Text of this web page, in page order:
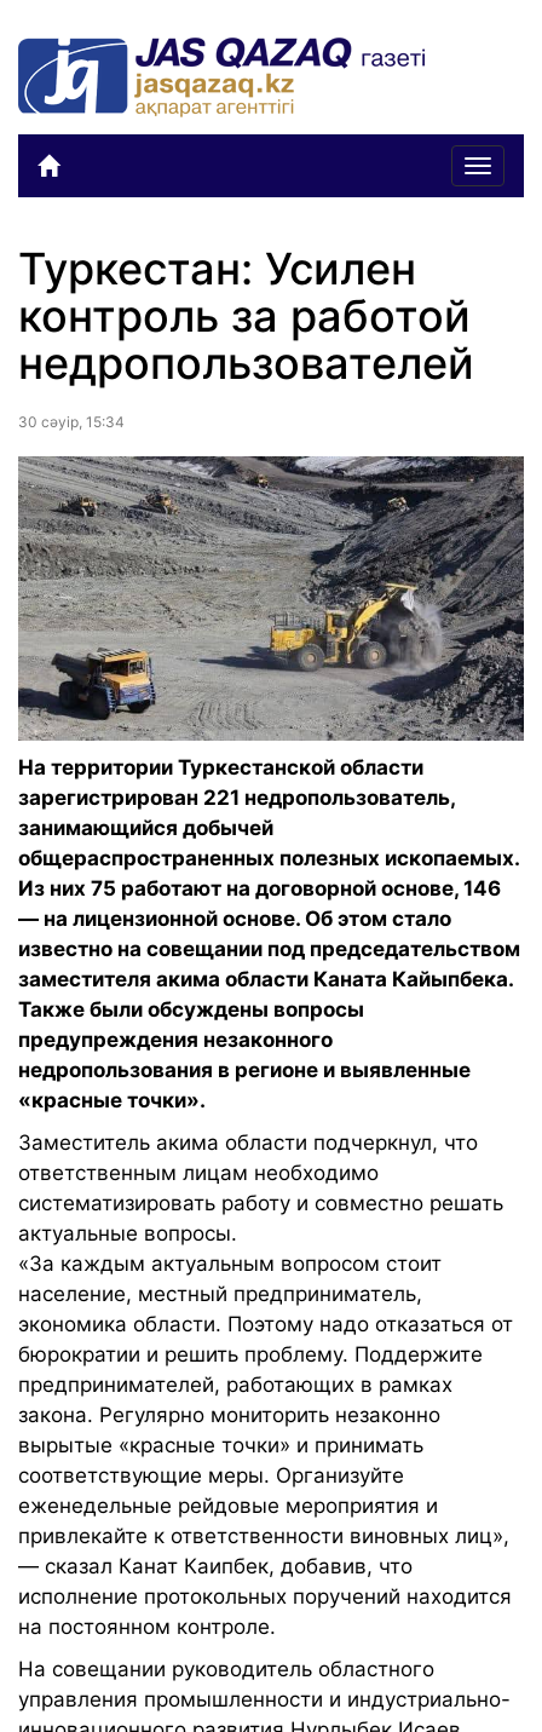
Toggle
Туркестан: Усилен
контроль за работой
недропользователей
30 сәуiр, 15:34
На территории Туркестанской области
зарегистрирован 221 недропользователь,
занимающийся добычей
общераспространенных полезных ископаемых.
Из них 75 работают на договорной основе, 146
— на лицензионной основе. Об этом стало
известно на совещании под председательством
заместителя акима области Каната Кайыпбека.
Также были обсуждены вопросы
предупреждения незаконного
недропользования в регионе и выявленные
«красные точки».
Заместитель акима области подчеркнул, что
ответственным лицам необходимо
систематизировать работу и совместно решать
актуальные вопросы.
«За каждым актуальным вопросом стоит
население, местный предприниматель,
экономика области. Поэтому надо отказаться от
бюрократии и решить проблему. Поддержите
предпринимателей, работающих в рамках
закона. Регулярно мониторить незаконно
вырытые «красные точки» и принимать
соответствующие меры. Организуйте
еженедельные рейдовые мероприятия и
привлекайте к ответственности виновных лиц»,
— сказал Канат Каипбек, добавив, что
исполнение протокольных поручений находится
на постоянном контроле.
На совещании руководитель областного
управления промышленности и индустриально-